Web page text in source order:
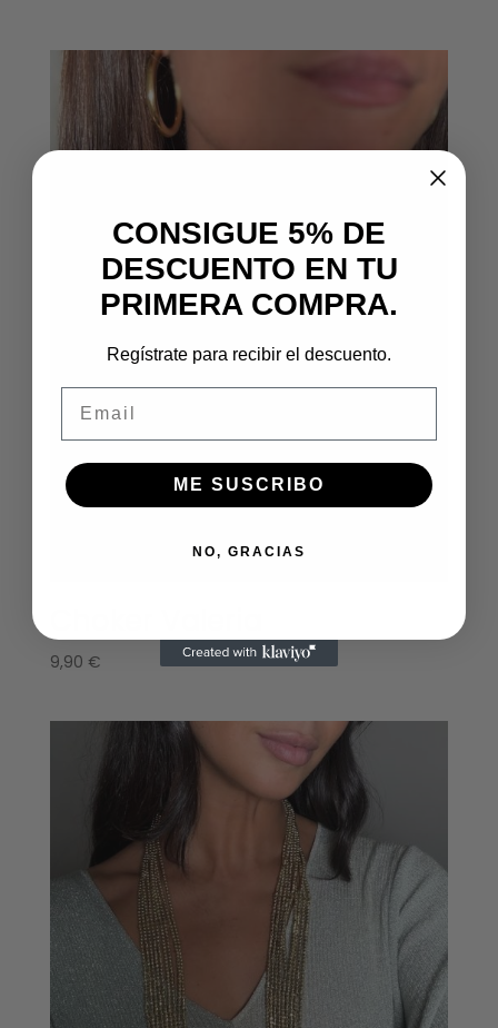
9,90 €
CONSIGUE 5% DE
DESCUENTO EN TU
PRIMERA COMPRA.
Regístrate para recibir el descuento.
ME SUSCRIBO
NO, GRACIAS